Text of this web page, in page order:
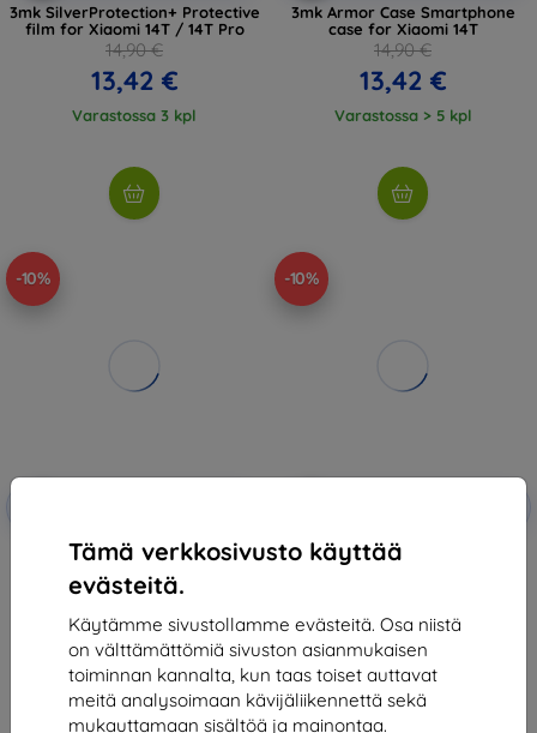
Tämä verkkosivusto käyttää
evästeitä.
Käytämme sivustollamme evästeitä. Osa niistä
on välttämättömiä sivuston asianmukaisen
toiminnan kannalta, kun taas toiset auttavat
meitä analysoimaan kävijäliikennettä sekä
mukauttamaan sisältöä ja mainontaa.
3mk SilverProtection+ Protective
film for Xiaomi 14T / 14T Pro
14,90 €
13,42 €
Varastossa 3 kpl
3mk Armor Case Smartphone
case for Xiaomi 14T
14,90 €
13,42 €
Varastossa > 5 kpl
-10%
3mk 1UP Protective film for
Xiaomi 14T / 14T Pro
23,89 €
21,50 €
Varastossa > 5 kpl
-10%
Xiaomi LCD Display + Touch Unit
+ Front Cover for Xiaomi 14T
170,90 €
153,81 €
Varastossa 2 kpl